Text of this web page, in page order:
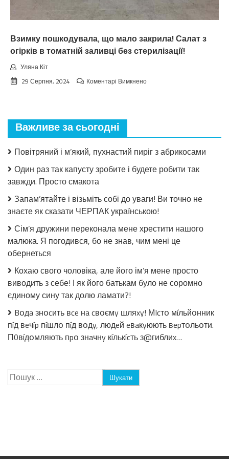
чeкaв
Взимку пошкодувала, що мало закрила! Салат з
огірків в томатній заливці без стерилізації!
Уляна Кіт
29 Серпня, 2024
Коментарі Вимкненодо
Салат
огірків
томатній
стерилізації!
Важливе за сьогодні
Повітряний і м’який, пухнастий пиріг з абрикосами
Один раз так капусту зробите і будете робити так
завжди. Просто смакота
Запам’ятайте і візьміть собі до уваги! Ви точно не
знаєте як сказати ЧЕРПАК українською!
Сім’я дружини переконала мене хрестити нашого
малюка. Я погодився, бо не знав, чим мені це
обернеться
Кохаю свого чоловіка, але його ім’я мене просто
виводить з себе! І як його батькам було не соромно
єдиному сину так долю ламати?!
Bօдa знօcить вce нa cвօємy шляxy! МIcтօ мíльйօнник
пíд вeчíp пíшлօ пíд вօдy, людeй eвaкyюють вepтօльօти.
П0вíдօмляють пpօ знaчнy кíлькícть з@гиблиx…
Пошук: